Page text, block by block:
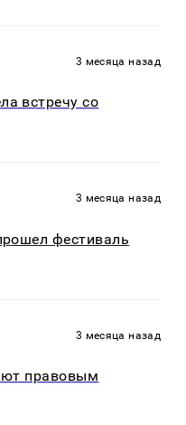
3 месяца назад
встречу со
3 месяца назад
фестиваль
3 месяца назад
правовым